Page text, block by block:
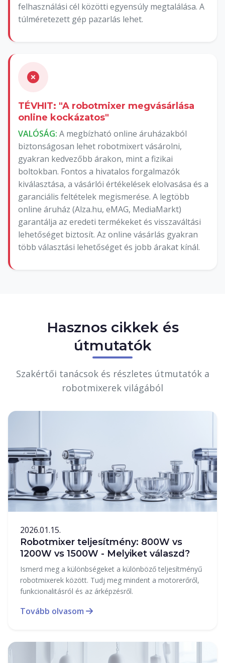
felhasználási cél közötti egyensúly megtalálása. A
túlméretezett gép pazarlás lehet.
TÉVHIT: "A robotmixer megvásárlása
online kockázatos"
VALÓSÁG: A megbízható online áruházakból
biztonságosan lehet robotmixert vásárolni,
gyakran kedvezőbb árakon, mint a fizikai
boltokban. Fontos a hivatalos forgalmazók
kiválasztása, a vásárlói értékelések elolvasása és a
garanciális feltételek megismerése. A legtöbb
online áruház (Alza.hu, eMAG, MediaMarkt)
garantálja az eredeti termékeket és visszaváltási
lehetőséget biztosít. Az online vásárlás gyakran
több választási lehetőséget és jobb árakat kínál.
Hasznos cikkek és
útmutatók
Szakértői tanácsok és részletes útmutatók a
robotmixerek világából
2026.01.15.
Robotmixer teljesítmény: 800W vs
1200W vs 1500W - Melyiket válaszd?
Ismerd meg a különbségeket a különböző teljesítményű
robotmixerek között. Tudj meg mindent a motorerőről,
funkcionalitásról és az árképzésről.
Tovább olvasom